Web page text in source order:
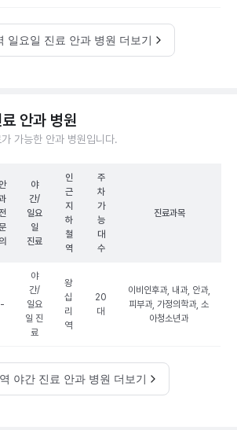
일요일 진료 안과 병원 더보기
안과 병원
가능한 안과 병원입니다.
안
전
야
간/
일요
일
진료
인
근
지
하
철
역
주
차
가
능
대
수
진료과목
-
야
간/
일요
일 진
료
왕
십
리
역
20
대
이비인후과, 내과, 안과,
피부과, 가정의학과, 소
아청소년과
야간 진료 안과 병원 더보기